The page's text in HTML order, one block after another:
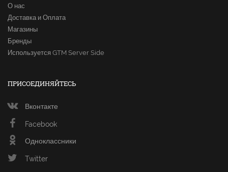
О нас
Доставка и Оплата
Магазины
Бренды
Используется GTM Server Side
ПРИСОЕДИНЯЙТЕСЬ
Вконтакте
Facebook
Одноклассники
Twitter